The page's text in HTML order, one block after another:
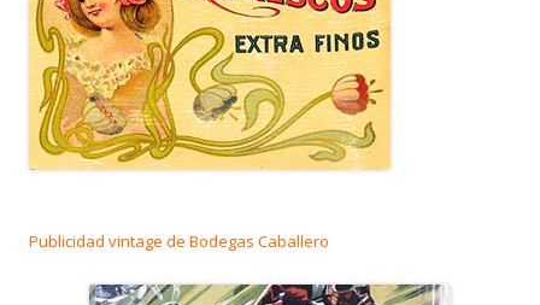
Publicidad vintage de Bodegas Caballero